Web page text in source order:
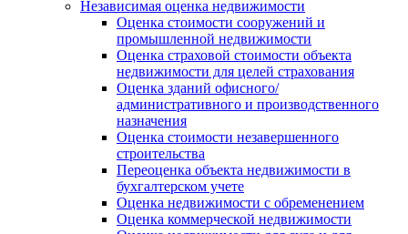
Независимая оценка недвижимости
Оценка стоимости сооружений и
промышленной недвижимости
Оценка страховой стоимости объекта
недвижимости для целей страхования
Оценка зданий офисного/
административного и производственного
назначения
Оценка стоимости незавершенного
строительства
Переоценка объекта недвижимости в
бухгалтерском учете
Оценка недвижимости с обременением
Оценка коммерческой недвижимости